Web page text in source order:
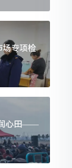
场专项检
润心田——